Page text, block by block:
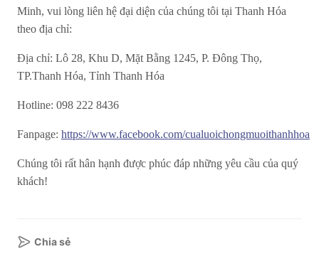
Minh, vui lòng liên hệ đại diện của chúng tôi tại Thanh Hóa
theo địa chỉ:
Địa chỉ: Lô 28, Khu D, Mặt Bằng 1245, P. Đông Thọ,
TP.Thanh Hóa, Tỉnh Thanh Hóa
Hotline: 098 222 8436
Fanpage: https://www.facebook.com/cualuoichongmuoithanhhoa
Chúng tôi rất hân hạnh được phúc đáp những yêu cầu của quý
khách!
Chia sẻ